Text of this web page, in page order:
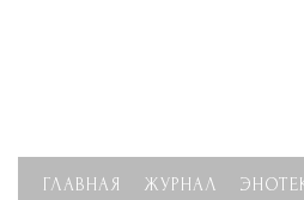
ГЛАВНАЯ ЖУРНАЛ